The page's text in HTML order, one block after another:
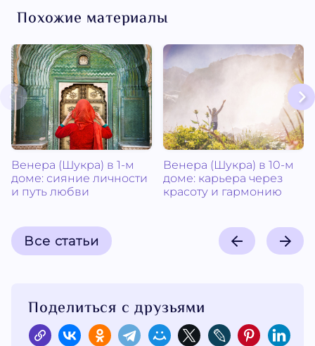
Похожие материалы
Венера (Шукра) в 1-м
доме: сияние личности
и путь любви
Венера (Шукра) в 10-м
доме: карьера через
красоту и гармонию
Все статьи
Поделиться с друзьями